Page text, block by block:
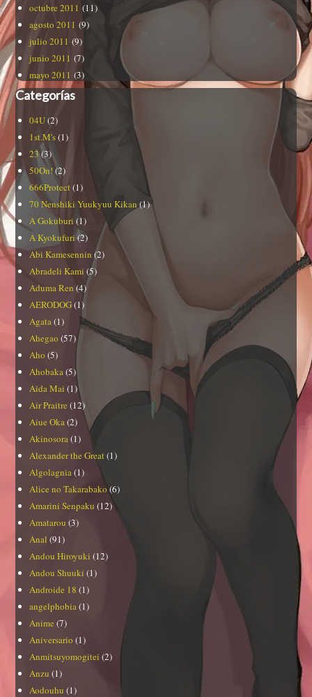
octubre 2011 (11)
agosto 2011 (9)
julio 2011 (9)
junio 2011 (7)
mayo 2011 (3)
Categorías
04U(2)
1st.M's(1)
23(3)
50On! (2)
666Protect(1)
70 Nenshiki Yuukyuu Kikan(1)
A Gokuburi (1)
A Kyokufuri(2)
Abi Kamesennin (2)
Abradeli Kami (5)
Aduma Ren (4)
AERODOG(1)
Agata(1)
Ahegao (57)
Aho (5)
Ahobaka(5)
Aida Mai (1)
Air Praitre (12)
Aiue Oka(2)
Akinosora(1)
Alexander the Great(1)
Algolagnia(1)
Alice no Takarabako (6)
Amarini Senpaku (12)
Amatarou (3)
Anal (91)
Andou Hiroyuki (12)
Andou Shuuki (1)
Androide 18 (1)
angelphobia(1)
Anime (7)
Aniversario (1)
Anmitsuyomogitei (2)
Anzu (1)
Aodouhu (1)